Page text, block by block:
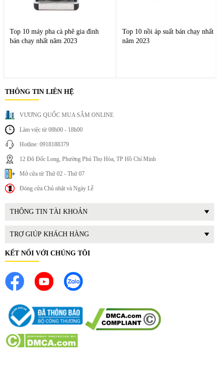
thì không thể hoạt động được.
Top 10 máy pha cà phê gia đình
bán chạy nhất năm 2023
Top 10 nồi áp suất bán chạy nhất
năm 2023
THÔNG TIN LIÊN HỆ
VƯƠNG QUỐC MUA SẮM ONLINE
Làm việc từ 08h00 - 18h00
Hotline: 0918188379
12 Đô Đốc Long, Phường Phú Thọ Hòa, TP Hồ Chí Minh
Mở cửa từ Thứ 02 - Thứ 07
Đóng cửa Chủ nhật và Ngày Lễ
THÔNG TIN TÀI KHOẢN
TRỢ GIÚP KHÁCH HÀNG
KẾT NỐI VỚI CHÚNG TÔI